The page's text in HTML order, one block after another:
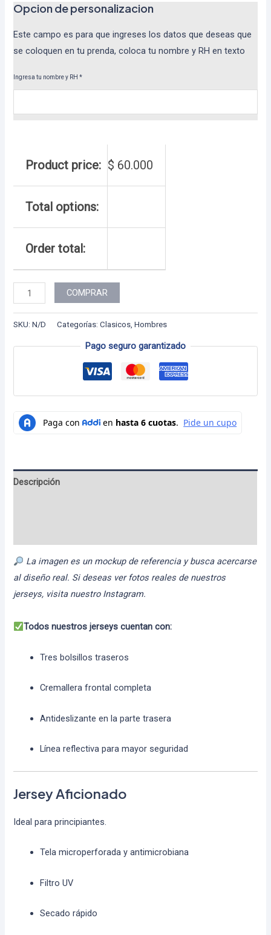
Opcion de personalizacion
Este campo es para que ingreses los datos que deseas que
se coloquen en tu prenda, coloca tu nombre y RH en texto
Ingresa tu nombre y RH*
Product price: $ 60.000
Total options:
Order total:
Hombre
-
81
COMPRAR
SKU:N/D Categorías:Clasicos ,Hombres
Pago seguro garantizado
Descripción
La imagen es un mockup de referencia y busca acercarse
al diseño real. Si deseas ver fotos reales de nuestros
jerseys, visita nuestro Instagram.
Todos nuestros jerseys cuentan con:
Tres bolsillos traseros
Cremallera frontal completa
Antideslizante en la parte trasera
Línea reflectiva para mayor seguridad
Jersey Aficionado
Ideal para principiantes.
Tela microperforada y antimicrobiana
Filtro UV
Secado rápido